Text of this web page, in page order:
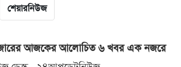
শেয়ারনিউজ
আজকের আলোচিত ৬ খবর এক নজরে